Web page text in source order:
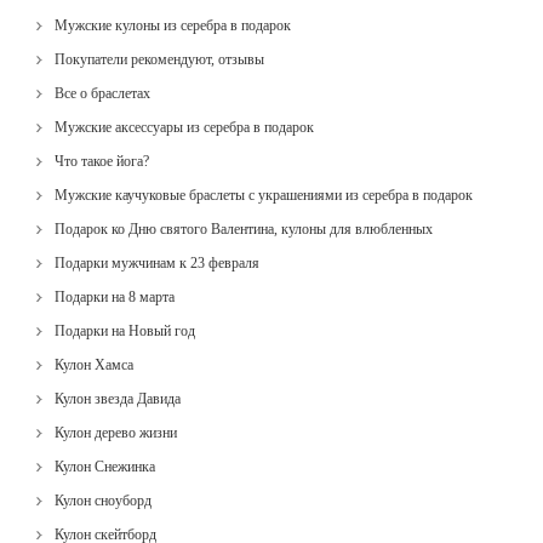
Мужские кулоны из серебра в подарок
Покупатели рекомендуют, отзывы
Все о браслетах
Мужские аксессуары из серебра в подарок
Что такое йога?
Мужские каучуковые браслеты с украшениями из серебра в подарок
Подарок ко Дню святого Валентина, кулоны для влюбленных
Подарки мужчинам к 23 февраля
Подарки на 8 марта
Подарки на Новый год
Кулон Хамса
Кулон звезда Давида
Кулон дерево жизни
Кулон Снежинка
Кулон сноуборд
Кулон скейтборд